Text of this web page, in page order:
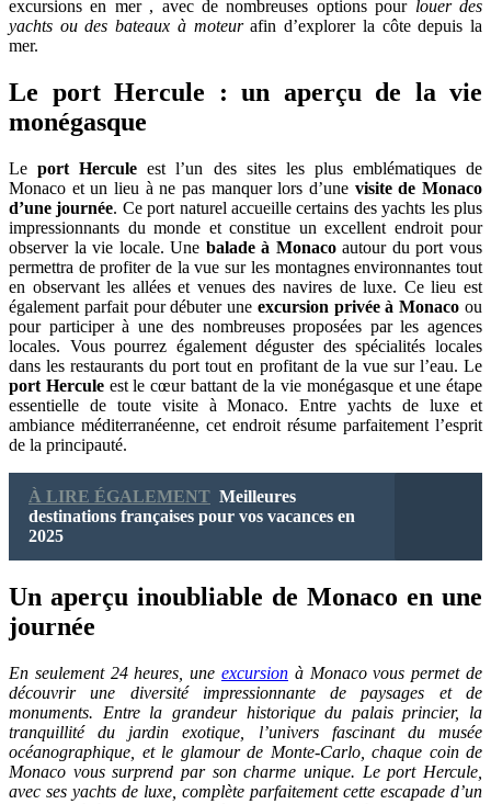
excursions en mer , avec de nombreuses options pour louer des
yachts ou des bateaux à moteurafin d’explorer la côte depuis la
mer.
Le port Hercule : un aperçu de la vie
monégasque
Leport Hercule est l’un des sites les plus emblématiques de
Monaco et un lieu à ne pas manquer lors d’une visite de Monaco
d’une journée. Ce port naturel accueille certains des yachts les plus
impressionnants du monde et constitue un excellent endroit pour
observer la vie locale. Une balade à Monacoautour du port vous
permettra de profiter de la vue sur les montagnes environnantes tout
en observant les allées et venues des navires de luxe. Ce lieu est
également parfait pour débuter une excursion privée à Monaco ou
pour participer à une des nombreuses proposées par les agences
locales. Vous pourrez également déguster des spécialités locales
dans les restaurants du port tout en profitant de la vue sur l’eau. Le
port Herculeest le cœur battant de la vie monégasque et une étape
essentielle de toute visite à Monaco. Entre yachts de luxe et
ambiance méditerranéenne, cet endroit résume parfaitement l’esprit
de la principauté.
À LIRE ÉGALEMENT Meilleures
destinations françaises pour vos vacances en
2025
Un aperçu inoubliable de Monaco en une
journée
En seulement 24 heures, une excursion à Monaco vous permet de
découvrir une diversité impressionnante de paysages et de
monuments. Entre la grandeur historique du palais princier, la
tranquillité du jardin exotique, l’univers fascinant du musée
océanographique, et le glamour de Monte-Carlo, chaque coin de
Monaco vous surprend par son charme unique. Le port Hercule,
avec ses yachts de luxe, complète parfaitement cette escapade d’un